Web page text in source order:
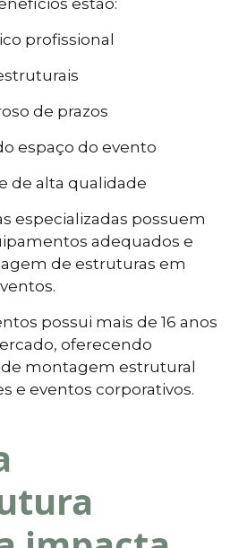
profissional
de prazos
espaço do evento
de alta qualidade
especializadas possuem
adequados e
de estruturas em
possui mais de 16 anos
oferecendo
montagem estrutural
e eventos corporativos.